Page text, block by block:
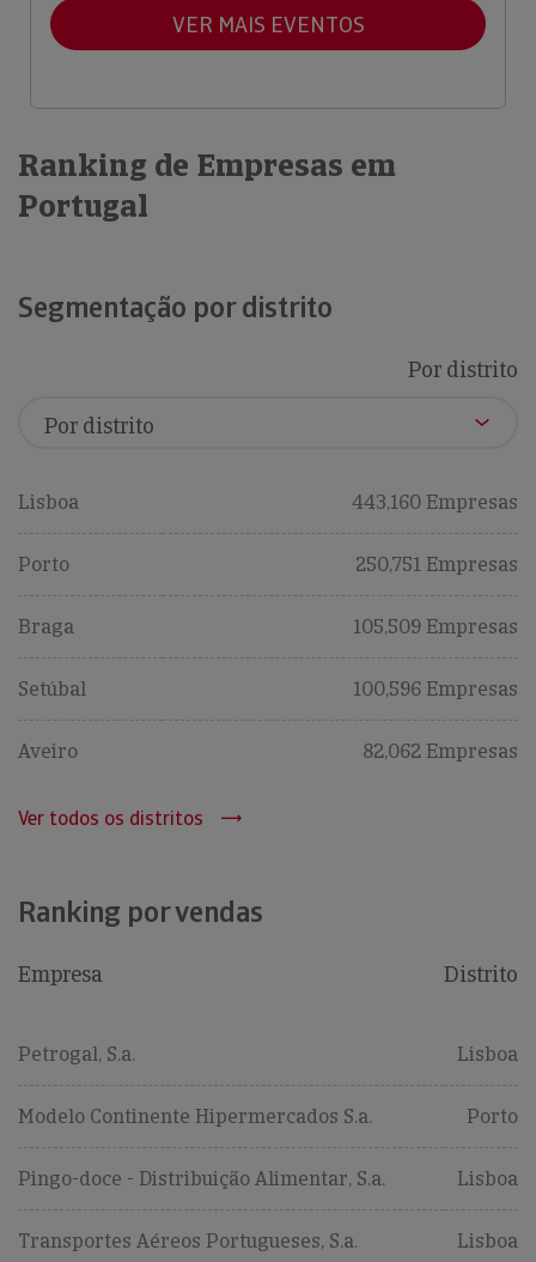
VER MAIS EVENTOS
Ranking de Empresas em
Portugal
Segmentação por distrito
Por distrito
Lisboa 443,160 Empresas
Porto 250,751 Empresas
Braga 105,509 Empresas
Setúbal 100,596 Empresas
Aveiro 82,062 Empresas
Ver todos os distritos
Ranking por vendas
Empresa Distrito
Petrogal, S.a. Lisboa
Modelo Continente Hipermercados S.a. Porto
Pingo-doce - Distribuição Alimentar, S.a. Lisboa
Transportes Aéreos Portugueses, S.a. Lisboa